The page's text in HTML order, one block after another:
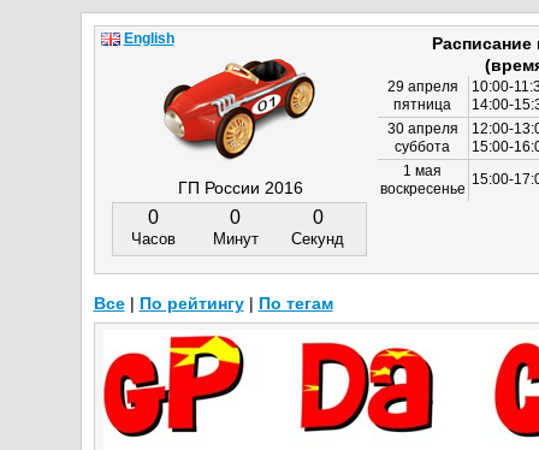
ГП России 2016
0
Часов
0
Минут
0
Секунд
29 апреля
пятница
10:00-
14:00-
30 апреля
суббота
12:00-
15:00-
1 мая
воскресенье
15:00-
English
Все| По рейтингу| По тегам